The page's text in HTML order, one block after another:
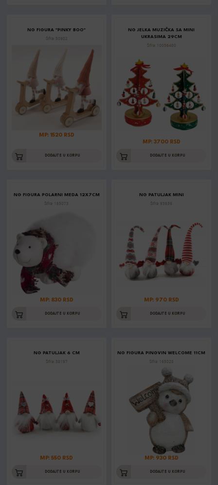
NG FIGURA "PINKY BOO"
Šifra: 50902
MP: 1520 RSD
DODAJTE U KORPU
NG JELKA MUZIČKA SA MINI
UKRASIMA 29CM
Šifra: 10056480
MP: 3700 RSD
DODAJTE U KORPU
NG FIGURA POLARNI MEDA 12X7CM
Šifra: 165073
MP: 830 RSD
DODAJTE U KORPU
NG PATULJAK MINI
Šifra: 93636
MP: 970 RSD
DODAJTE U KORPU
NG PATULJAK 6 CM
Šifra: 38197
MP: 550 RSD
DODAJTE U KORPU
NG FIGURA PINGVIN WELCOME 11CM
Šifra: 165028
MP: 930 RSD
DODAJTE U KORPU